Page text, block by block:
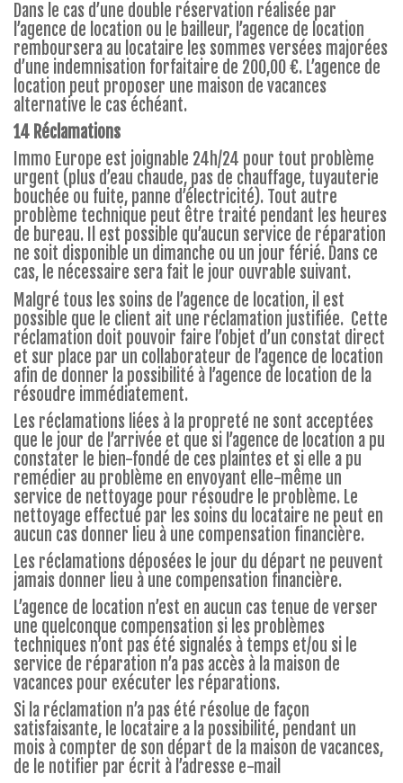
Dans le cas d’une double réservation réalisée par
l’agence de location ou le bailleur, l’agence de location
remboursera au locataire les sommes versées majorées
d’une indemnisation forfaitaire de 200,00 €. L’agence de
location peut proposer une maison de vacances
alternative le cas échéant.
14 Réclamations
Immo Europe est joignable 24h/24 pour tout problème
urgent (plus d’eau chaude, pas de chauffage, tuyauterie
bouchée ou fuite, panne d’électricité). Tout autre
problème technique peut être traité pendant les heures
de bureau. Il est possible qu’aucun service de réparation
ne soit disponible un dimanche ou un jour férié. Dans ce
cas, le nécessaire sera fait le jour ouvrable suivant.
Malgré tous les soins de l’agence de location, il est
possible que le client ait une réclamation justifiée. Cette
réclamation doit pouvoir faire l’objet d’un constat direct
et sur place par un collaborateur de l’agence de location
afin de donner la possibilité à l’agence de location de la
résoudre immédiatement.
Les réclamations liées à la propreté ne sont acceptées
que le jour de l’arrivée et que si l’agence de location a pu
constater le bien-fondé de ces plaintes et si elle a pu
remédier au problème en envoyant elle-même un
service de nettoyage pour résoudre le problème. Le
nettoyage effectué par les soins du locataire ne peut en
aucun cas donner lieu à une compensation financière.
Les réclamations déposées le jour du départ ne peuvent
jamais donner lieu à une compensation financière.
L’agence de location n’est en aucun cas tenue de verser
une quelconque compensation si les problèmes
techniques n’ont pas été signalés à temps et/ou si le
service de réparation n’a pas accès à la maison de
vacances pour exécuter les réparations.
Si la réclamation n’a pas été résolue de façon
satisfaisante, le locataire a la possibilité, pendant un
mois à compter de son départ de la maison de vacances,
de le notifier par écrit à l’adresse e-mail